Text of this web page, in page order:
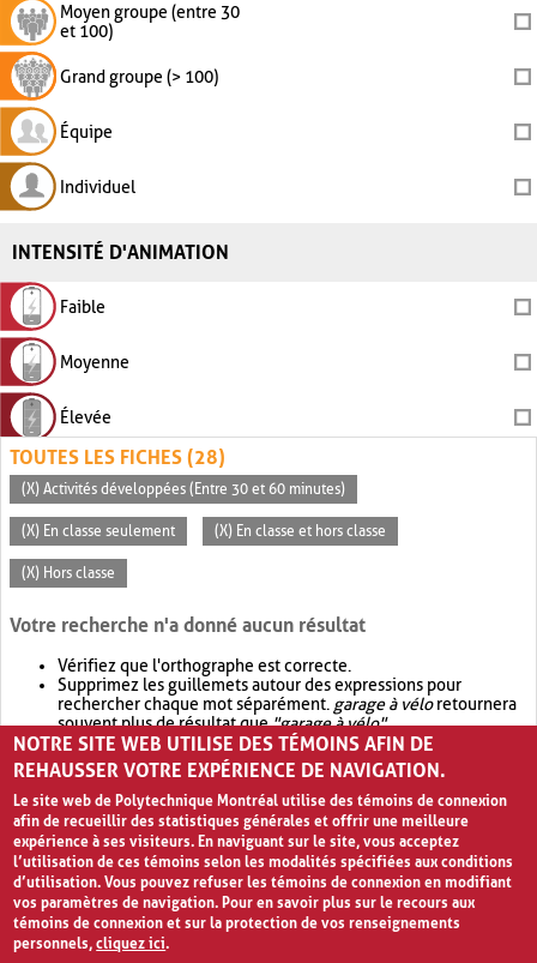
Moyen groupe (entre 30
et 100)
Grand groupe (> 100)
Équipe
Individuel
INTENSITÉ D'ANIMATION
Faible
Moyenne
Élevée
TOUTES LES FICHES (28)
(X) Activités développées (Entre 30 et 60 minutes)
(X) En classe seulement (X) En classe et hors classe
(X) Hors classe
Votre recherche n'a donné aucun résultat
Vérifiez que l'orthographe est correcte.
Supprimez les guillemets autour des expressions pour
rechercher chaque mot séparément. garage à véloretournera
souvent plus de résultat que"garage à vélo".
Envisagez d'élargir votre recherche avec OR.garage OR vélo
retournera souvent plus de résultat quegarage à vélo
NOTRE SITE WEB UTILISE DES TÉMOINS AFIN DE
REHAUSSER VOTRE EXPÉRIENCE DE NAVIGATION.
Le site web de Polytechnique Montréal utilise des témoins de connexion
afin de recueillir des statistiques générales et offrir une meilleure
expérience à ses visiteurs. En naviguant sur le site, vous acceptez
l’utilisation de ces témoins selon les modalités spécifiées aux conditions
d’utilisation. Vous pouvez refuser les témoins de connexion en modifiant
vos paramètres de navigation. Pour en savoir plus sur le recours aux
témoins de connexion et sur la protection de vos renseignements
personnels,cliquez ici.